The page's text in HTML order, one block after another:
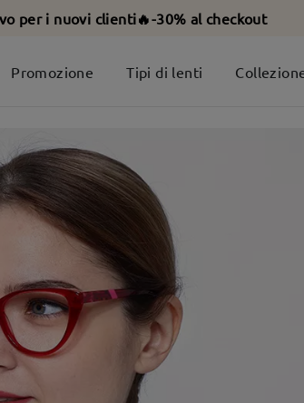
per i nuovi clienti🔥-30% al checkout
Promozione Tipi di lenti